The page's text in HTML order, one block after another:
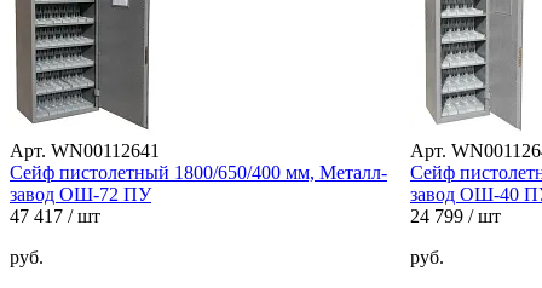
Арт. WN00112641
Сейф пистолетный 1800/650/400 мм, Металл-
завод ОШ-72 ПУ
47 417 / шт
руб.
Арт.
Сейф
завод ОШ-40
24 799 / шт
руб.